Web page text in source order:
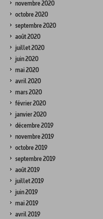
novembre 2020
octobre 2020
septembre 2020
août 2020
juillet 2020
juin 2020
mai 2020
avril 2020
mars 2020
février 2020
janvier 2020
décembre 2019
novembre 2019
octobre 2019
septembre 2019
août 2019
juillet 2019
juin 2019
mai 2019
avril 2019